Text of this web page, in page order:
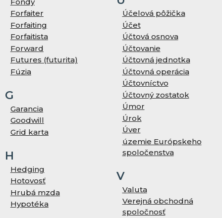
Forfaiter
Forfaiting
Forfaitista
Forward
Futures (futurita)
Fúzia
G
Garancia
Goodwill
Grid karta
H
Hedging
Hotovosť
Hrubá mzda
Hypotéka
Účelová pôžička
Účet
Účtová osnova
Účtovanie
Účtovná jednotka
Účtovná operácia
Účtovníctvo
Účtovný zostatok
Úmor
Úrok
Úver
územie Európskeho
spoločenstva
V
Valuta
Verejná obchodná
spoločnosť